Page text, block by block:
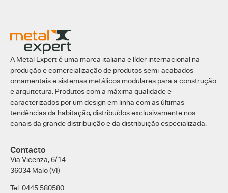
A Metal Expert é uma marca italiana e líder internacional na
produção e comercialização de produtos semi-acabados
ornamentais e sistemas metálicos modulares para a construção
e arquitetura. Produtos com a máxima qualidade e
caracterizados por um design em linha com as últimas
tendências da habitação, distribuídos exclusivamente nos
canais da grande distribuição e da distribuição especializada.
Contacto
Via Vicenza, 6/14
36034 Malo (VI)
Tel. 0445 580580